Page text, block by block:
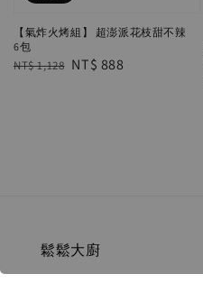
【氣炸火烤組】 超澎派花枝甜不辣
6包
Regular
NT$ 1,128 Sale
NT$ 888
鬆鬆大廚